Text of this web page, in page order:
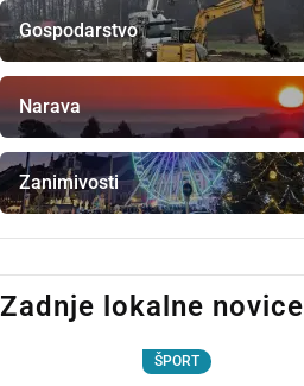
Gospodarstvo
Narava
Zanimivosti
Zadnje lokalne novice
ŠPORT